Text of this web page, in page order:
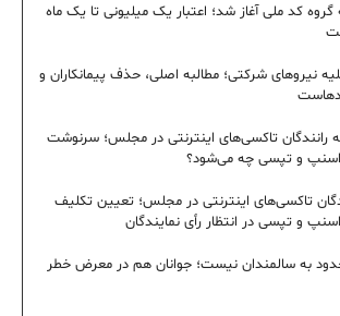
گروه کد ملی آغاز شد؛ اعتبار یک میلیونی تا یک ماه
نیروهای شرکتی؛ مطالبه اصلی، حذف پیمانکاران و
رانندگان تاکسی‌های اینترنتی در مجلس؛ سرنوشت
و تپسی چه می‌شود؟
تاکسی‌های اینترنتی در مجلس؛ تعیین تکلیف
و تپسی در انتظار رأی نمایندگان
به سالمندان نیست؛ جوانان هم در معرض خطر